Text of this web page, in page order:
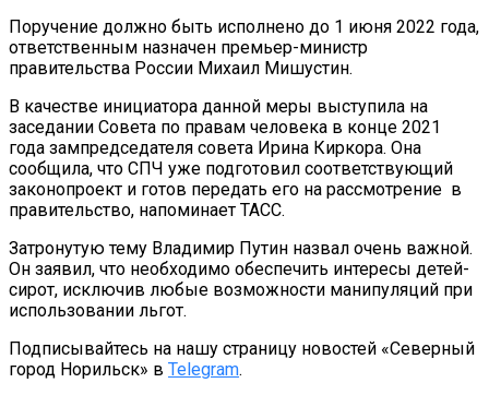
Поручение должно быть исполнено до 1 июня 2022 года,
ответственным назначен премьер-министр
правительства России Михаил Мишустин.
В качестве инициатора данной меры выступила на
заседании Совета по правам человека в конце 2021
года зампредседателя совета Ирина Киркора. Она
сообщила, что СПЧ уже подготовил соответствующий
законопроект и готов передать его на рассмотрение в
правительство, напоминает ТАСС.
Затронутую тему Владимир Путин назвал очень важной.
Он заявил, что необходимо обеспечить интересы детей-
сирот, исключив любые возможности манипуляций при
использовании льгот.
Подписывайтесь на нашу страницу новостей «Северный
город Норильск» в Telegram.